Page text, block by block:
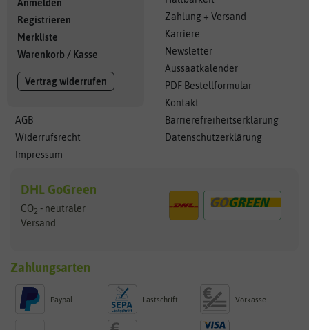
Anmelden
Registrieren
Merkliste
Warenkorb / Kasse
Vertrag widerrufen
AGB
Widerrufsrecht
Impressum
Zahlung + Versand
Karriere
Newsletter
Aussaatkalender
PDF Bestellformular
Kontakt
Barrierefreiheitserklärung
Datenschutzerklärung
DHL GoGreen
CO2 - neutraler
Versand...
Zahlungsarten
Paypal Lastschrift Vorkasse